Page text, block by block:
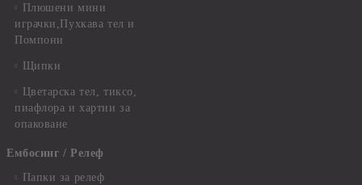
Плюшени мини
играчки,Пухкава тел и
Помпони
Щипки
Цветарска тел, тиксо,
пиафлора и хартии за
опаковане
Ембосинг / Релеф
Папки за релеф